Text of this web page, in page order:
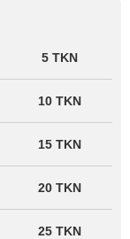
5 TKN
10 TKN
15 TKN
20 TKN
25 TKN